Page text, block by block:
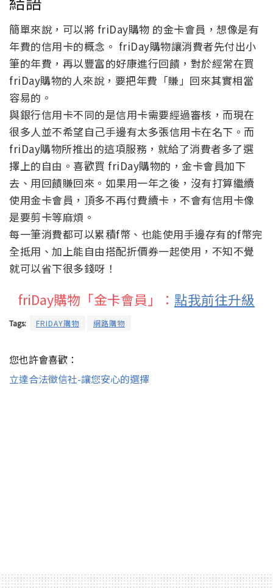
簡單來說，可以將 friDay購物 的金卡會員，想像是有
年費的信用卡的概念。 friDay購物讓消費者先付出小
筆的年費，再以豐富的好康進行回饋，對於經常在買
friDay購物的人來說，要把年費「賺」回來其實相當
容易的。
與銀行信用卡不同的是信用卡需要經過審核，而現在
很多人並不希望自己手邊有太多張信用卡在名下。而
friDay購物所推出的這項服務，就給了消費者多了選
擇上的自由。喜歡買 friDay購物的，金卡會員加下
去、用回饋賺回來。如果用一年之後，沒有打算繼續
使用金卡會員，頂多不再付費續卡，不會有信用卡像
是要剪卡等麻煩。
每一筆消費都可以累積f幣、也能使用手邊存有的f幣完
全抵用、加上能自由搭配折價券一起使用，不知不覺
就可以省下很多錢呀！
friDay購物「金卡會員」： 點我前往升級
Tags: FRIDAY購物 網路購物
您也許會喜歡：
立達合法徵信社-讓您安心的選擇